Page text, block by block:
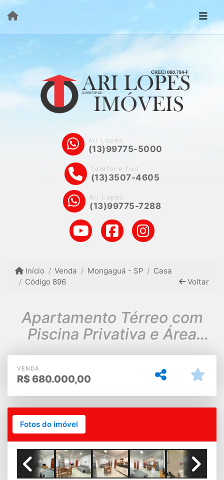
Ari Lopes
(13)99775-5000
Telefone fixo
(13)3507-4605
Ari Lopes
(13)99775-7288
Início Venda Mongaguá - SP
Casa
Código 896
Voltar
Apartamento Térreo com
Piscina Privativa e Área
Gourmet — 194m² de
VENDA
R$ 680.000,00
Fotos do imóvel